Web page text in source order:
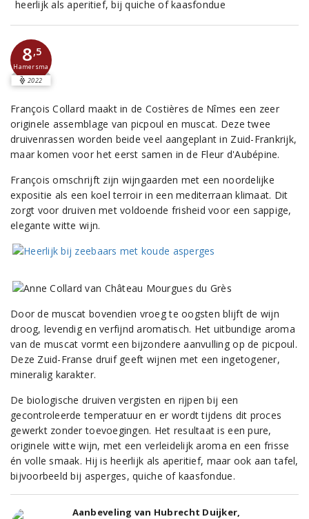
heerlijk als aperitief, bij quiche of kaasfondue
8,5
Hamersma
2022
François Collard maakt in de Costières de Nîmes een zeer
originele assemblage van picpoul en muscat. Deze twee
druivenrassen worden beide veel aangeplant in Zuid-Frankrijk,
maar komen voor het eerst samen in de Fleur d'Aubépine.
François omschrijft zijn wijngaarden met een noordelijke
expositie als een koel terroir in een mediterraan klimaat. Dit
zorgt voor druiven met voldoende frisheid voor een sappige,
elegante witte wijn.
Door de muscat bovendien vroeg te oogsten blijft de wijn
droog, levendig en verfijnd aromatisch. Het uitbundige aroma
van de muscat vormt een bijzondere aanvulling op de picpoul.
Deze Zuid-Franse druif geeft wijnen met een ingetogener,
mineralig karakter.
De biologische druiven vergisten en rijpen bij een
gecontroleerde temperatuur en er wordt tijdens dit proces
gewerkt zonder toevoegingen. Het resultaat is een pure,
originele witte wijn, met een verleidelijk aroma en een frisse
én volle smaak. Hij is heerlijk als aperitief, maar ook aan tafel,
bijvoorbeeld bij asperges, quiche of kaasfondue.
Aanbeveling van Hubrecht Duijker,